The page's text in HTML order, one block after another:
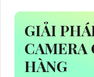
GIẢI
CAMERA
HÀNG